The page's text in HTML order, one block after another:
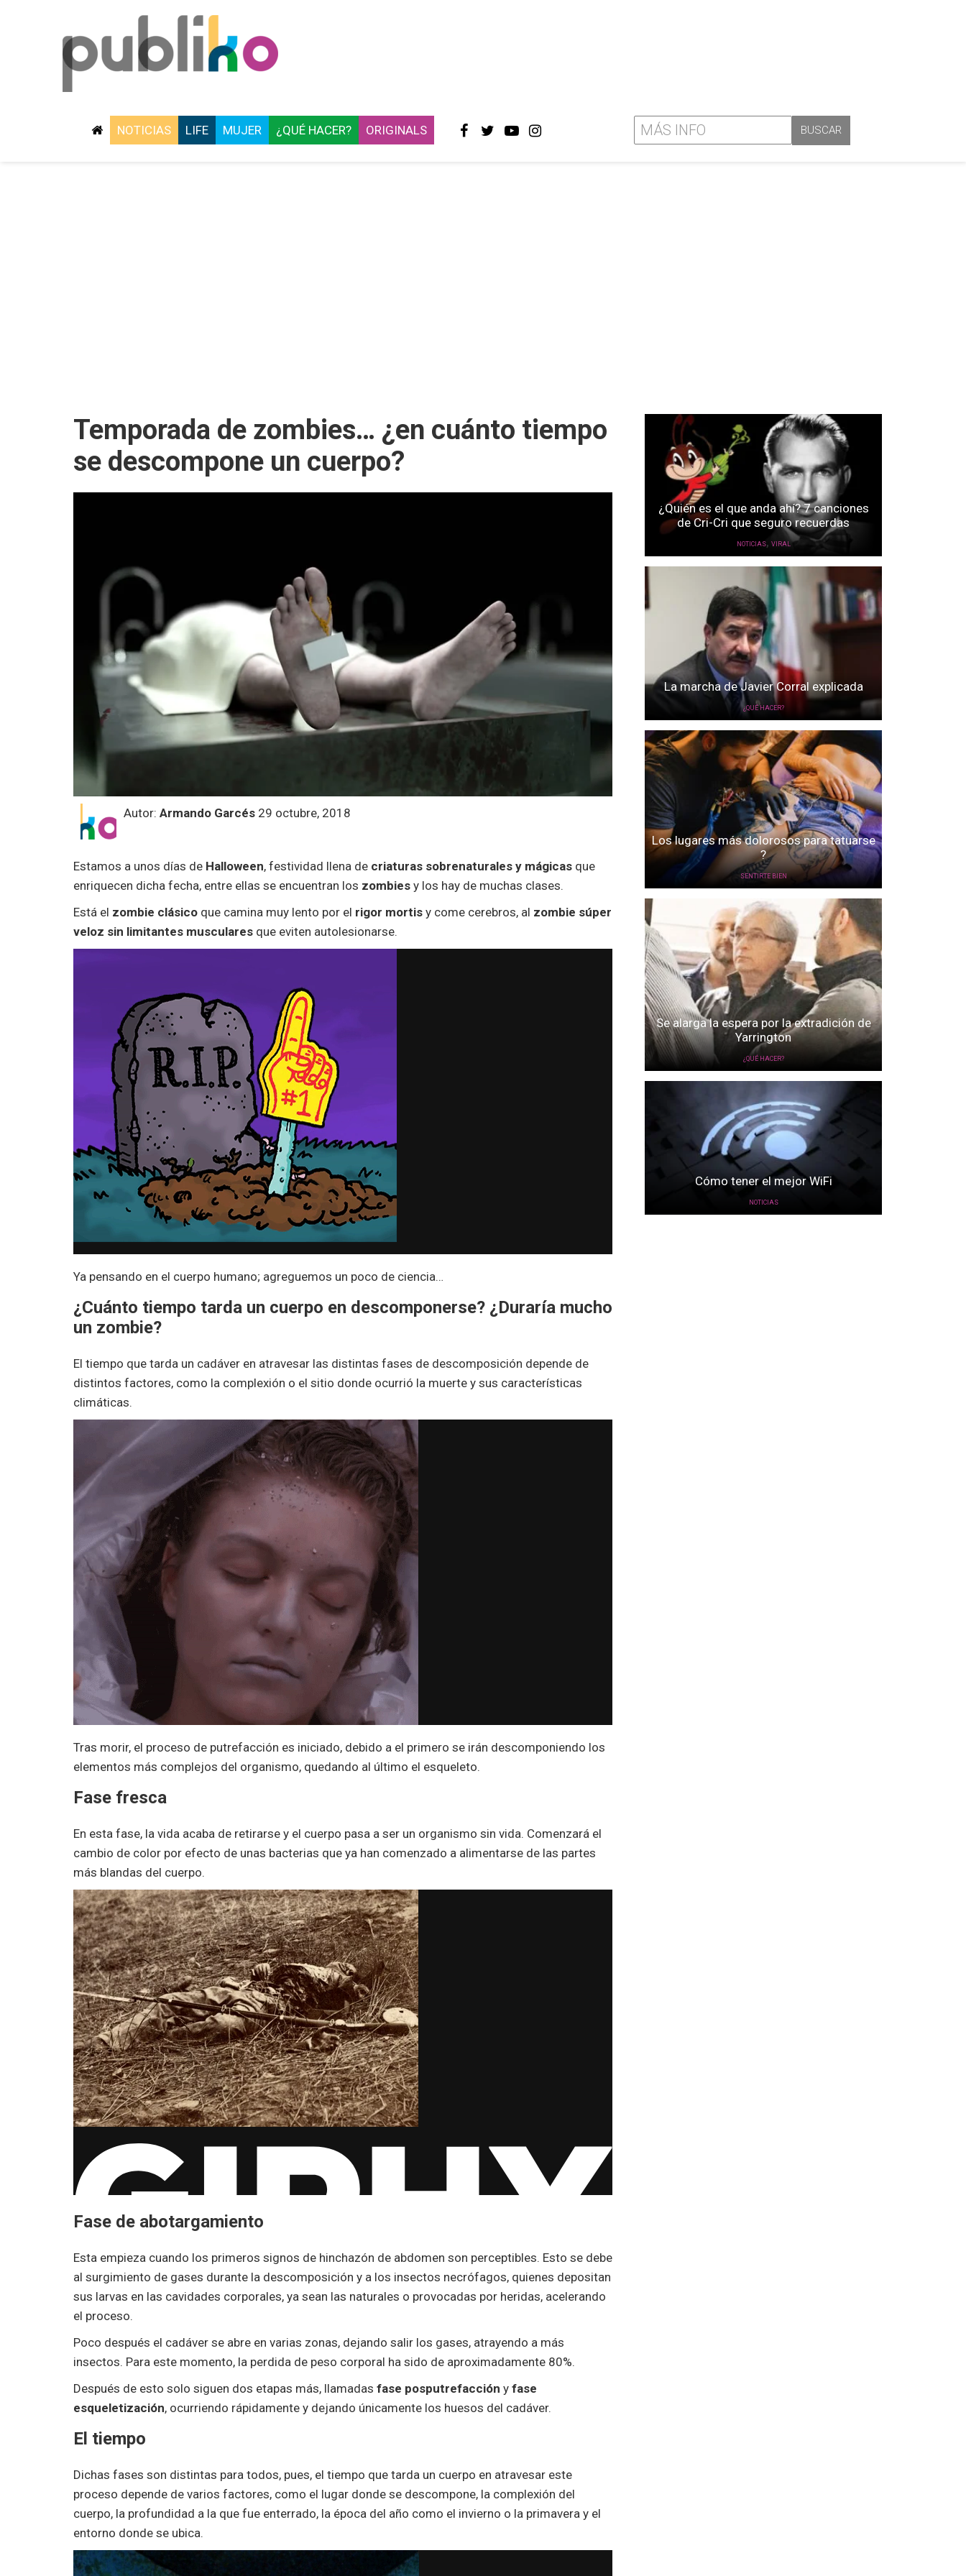
NOTICIAS LIFE MUJER ¿QUÉ HACER? ORIGINALS
Temporada de zombies… ¿en cuánto tiempo
se descompone un cuerpo?
Autor: Armando Garcés 29 octubre, 2018
Estamos a unos días de Halloween, festividad llena de criaturas sobrenaturales y mágicas que
enriquecen dicha fecha, entre ellas se encuentran los zombies y los hay de muchas clases.
Está el zombie clásico que camina muy lento por el rigor mortis y come cerebros, al zombie súper
veloz sin limitantes musculares que eviten autolesionarse.
Ya pensando en el cuerpo humano; agreguemos un poco de ciencia…
¿Cuánto tiempo tarda un cuerpo en descomponerse? ¿Duraría mucho
un zombie?
El tiempo que tarda un cadáver en atravesar las distintas fases de descomposición depende de
distintos factores, como la complexión o el sitio donde ocurrió la muerte y sus características
climáticas.
Tras morir, el proceso de putrefacción es iniciado, debido a el primero se irán descomponiendo los
elementos más complejos del organismo, quedando al último el esqueleto.
Fase fresca
En esta fase, la vida acaba de retirarse y el cuerpo pasa a ser un organismo sin vida. Comenzará el
cambio de color por efecto de unas bacterias que ya han comenzado a alimentarse de las partes
más blandas del cuerpo.
Fase de abotargamiento
Esta empieza cuando los primeros signos de hinchazón de abdomen son perceptibles. Esto se debe
al surgimiento de gases durante la descomposición y a los insectos necrófagos, quienes depositan
sus larvas en las cavidades corporales, ya sean las naturales o provocadas por heridas, acelerando
el proceso.
Poco después el cadáver se abre en varias zonas, dejando salir los gases, atrayendo a más
insectos. Para este momento, la perdida de peso corporal ha sido de aproximadamente 80%.
Después de esto solo siguen dos etapas más, llamadas fase posputrefacción y fase
esqueletización, ocurriendo rápidamente y dejando únicamente los huesos del cadáver.
El tiempo
Dichas fases son distintas para todos, pues, el tiempo que tarda un cuerpo en atravesar este
proceso depende de varios factores, como el lugar donde se descompone, la complexión del
cuerpo, la profundidad a la que fue enterrado, la época del año como el invierno o la primavera y el
entorno donde se ubica.
¿Quién es el que anda ahí? 7 canciones
de Cri-Cri que seguro recuerdas
NOTICIAS, VIRAL
La marcha de Javier Corral explicada
¿QUÉ HACER?
Los lugares más dolorosos para tatuarse
?
SENTIRTE BIEN
Se alarga la espera por la extradición de
Yarrington
¿QUÉ HACER?
Cómo tener el mejor WiFi
NOTICIAS